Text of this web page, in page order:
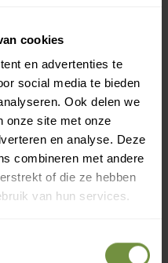
cookies
en advertenties te
social media te bieden
Ook delen we
onze site met onze
en analyse. Deze
combineren met andere
of die ze hebben
van hun services.
advies of kom